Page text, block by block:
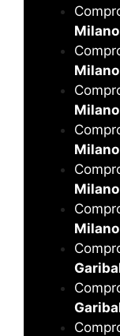
Milano
Milano
Milano
Milano
Milano
Milano